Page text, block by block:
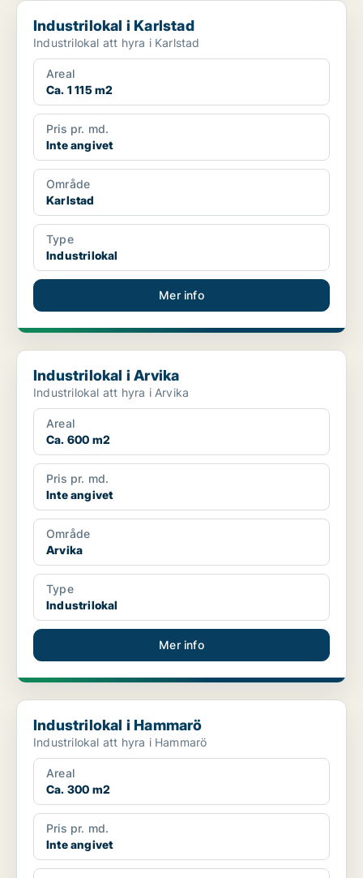
Industrilokal i Karlstad
Industrilokal i Karlstad
Industrilokal att hyra i Karlstad
Areal
Ca. 1 115 m2
Pris pr. md.
Inte angivet
Område
Karlstad
Type
Industrilokal
Mer info
Industrilokal i Arvika
Industrilokal i Arvika
Industrilokal att hyra i Arvika
Areal
Ca. 600 m2
Pris pr. md.
Inte angivet
Område
Arvika
Type
Industrilokal
Mer info
Industrilokal i Hammarö
Industrilokal i Hammarö
Industrilokal att hyra i Hammarö
Areal
Ca. 300 m2
Pris pr. md.
Inte angivet